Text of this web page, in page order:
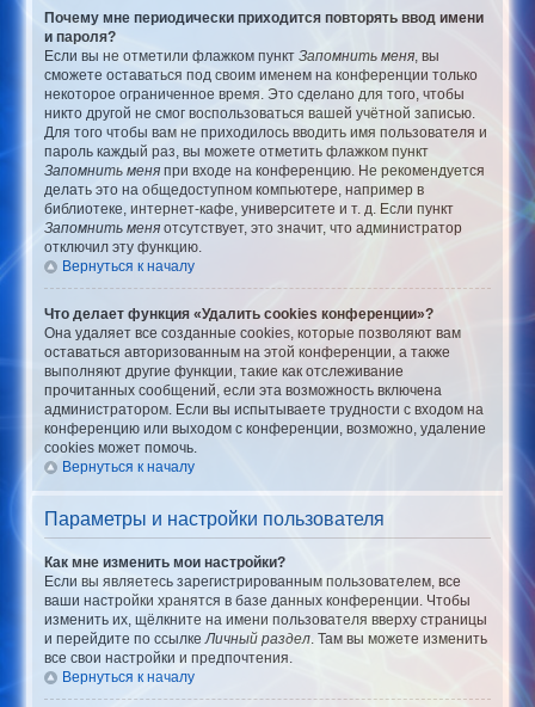
Почему мне периодически приходится повторять ввод имени
и пароля?
Если вы не отметили флажком пунктЗапомнить меня, вы
сможете оставаться под своим именем на конференции только
некоторое ограниченное время. Это сделано для того, чтобы
никто другой не смог воспользоваться вашей учётной записью.
Для того чтобы вам не приходилось вводить имя пользователя и
пароль каждый раз, вы можете отметить флажком пункт
Запомнить меня при входе на конференцию. Не рекомендуется
делать это на общедоступном компьютере, например в
библиотеке, интернет-кафе, университете и т. д. Если пункт
Запомнить меня отсутствует, это значит, что администратор
отключил эту функцию.
Вернуться к началу
Что делает функция «Удалить cookies конференции»?
Она удаляет все созданные cookies, которые позволяют вам
оставаться авторизованным на этой конференции, а также
выполняют другие функции, такие как отслеживание
прочитанных сообщений, если эта возможность включена
администратором. Если вы испытываете трудности с входом на
конференцию или выходом с конференции, возможно, удаление
cookies может помочь.
Вернуться к началу
Параметры и настройки пользователя
Как мне изменить мои настройки?
Если вы являетесь зарегистрированным пользователем, все
ваши настройки хранятся в базе данных конференции. Чтобы
изменить их, щёлкните на имени пользователя вверху страницы
и перейдите по ссылкеЛичный раздел. Там вы можете изменить
все свои настройки и предпочтения.
Вернуться к началу